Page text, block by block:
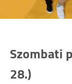
Szombati
28.)